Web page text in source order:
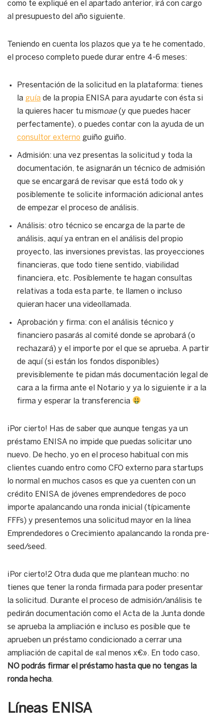
como te expliqué en el apartado anterior, irá con cargo
al presupuesto del año siguiente.
Teniendo en cuenta los plazos que ya te he comentado,
el proceso completo puede durar entre 4-6 meses:
Presentación de la solicitud en la plataforma: tienes
la guía de la propia ENISA para ayudarte con ésta si
la quieres hacer tu mismoae(y que puedes hacer
perfectamente), o puedes contar con la ayuda de un
consultor externo guiño guiño.
Admisión: una vez presentas la solicitud y toda la
documentación, te asignarán un técnico de admisión
que se encargará de revisar que está todo ok y
posiblemente te solicite información adicional antes
de empezar el proceso de análisis.
Análisis: otro técnico se encarga de la parte de
análisis, aquí ya entran en el análisis del propio
proyecto, las inversiones previstas, las proyecciones
financieras, que todo tiene sentido, viabilidad
financiera, etc. Posiblemente te hagan consultas
relativas a toda esta parte, te llamen o incluso
quieran hacer una videollamada.
Aprobación y firma: con el análisis técnico y
financiero pasarás al comité donde se aprobará (o
rechazará) y el importe por el que se aprueba. A partir
de aquí (si están los fondos disponibles)
previsiblemente te pidan más documentación legal de
cara a la firma ante el Notario y ya lo siguiente ir a la
firma y esperar la transferencia
¡Por cierto! Has de saber que aunque tengas ya un
préstamo ENISA no impide que puedas solicitar uno
nuevo. De hecho, yo en el proceso habitual con mis
clientes cuando entro como CFO externo para startups
lo normal en muchos casos es que ya cuenten con un
crédito ENISA de jóvenes emprendedores de poco
importe apalancando una ronda inicial (típicamente
FFFs) y presentemos una solicitud mayor en la línea
Emprendedores o Crecimiento apalancando la ronda pre-
seed/seed.
¡Por cierto!2 Otra duda que me plantean mucho: no
tienes que tener la ronda firmada para poder presentar
la solicitud. Durante el proceso de admisión/análisis te
pedirán documentación como el Acta de la Junta donde
se aprueba la ampliación e incluso es posible que te
aprueben un préstamo condicionado a cerrar una
ampliación de capital de «al menos x€». En todo caso,
NO podrás firmar el préstamo hasta que no tengas la
ronda hecha.
Líneas ENISA